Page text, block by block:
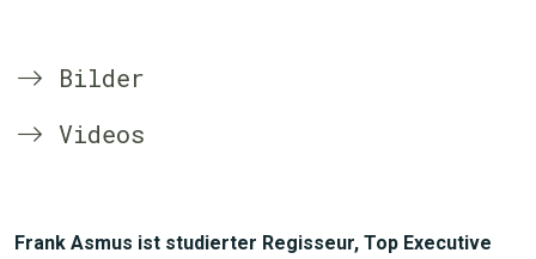
Bilder
Videos
Frank Asmus ist studierter Regisseur, Top Executive